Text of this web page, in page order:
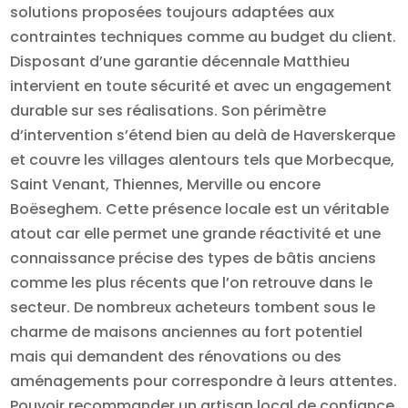
solutions proposées toujours adaptées aux
contraintes techniques comme au budget du client.
Disposant d’une garantie décennale Matthieu
intervient en toute sécurité et avec un engagement
durable sur ses réalisations. Son périmètre
d’intervention s’étend bien au delà de Haverskerque
et couvre les villages alentours tels que Morbecque,
Saint Venant, Thiennes, Merville ou encore
Boëseghem. Cette présence locale est un véritable
atout car elle permet une grande réactivité et une
connaissance précise des types de bâtis anciens
comme les plus récents que l’on retrouve dans le
secteur. De nombreux acheteurs tombent sous le
charme de maisons anciennes au fort potentiel
mais qui demandent des rénovations ou des
aménagements pour correspondre à leurs attentes.